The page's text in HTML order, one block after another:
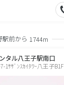
駅前から 1744m
タル八王子駅南口
1ｻｻﾞﾝｽｶｲﾀﾜｰ八王子B1F